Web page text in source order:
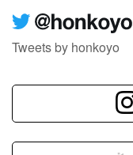
Tweets by honkoyo